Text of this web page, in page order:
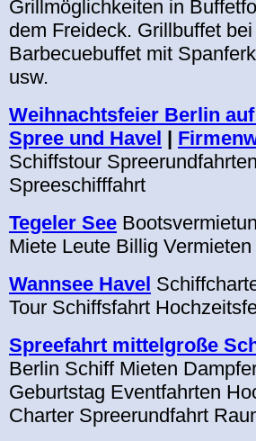
Grillmöglichkeiten in
dem Freideck. Grillbuffet
Barbecuebuffet mit
usw.
Weihnachtsfeier Berlin
Spree und Havel |
Schiffstour
Spreeschifffahrt
Tegeler See
Miete Leute Billig
Wannsee Havel
Tour Schiffsfahrt
Spreefahrt mittelgroße
Berlin Schiff Mieten
Geburtstag Eventfahrten
Charter Spreerundfahrt